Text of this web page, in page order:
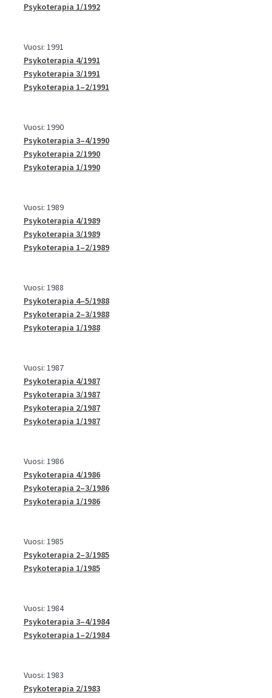
Psykoterapia 1/1992
Vuosi: 1991
Psykoterapia 4/1991
Psykoterapia 3/1991
Psykoterapia 1–2/1991
Vuosi: 1990
Psykoterapia 3–4/1990
Psykoterapia 2/1990
Psykoterapia 1/1990
Vuosi: 1989
Psykoterapia 4/1989
Psykoterapia 3/1989
Psykoterapia 1–2/1989
Vuosi: 1988
Psykoterapia 4–5/1988
Psykoterapia 2–3/1988
Psykoterapia 1/1988
Vuosi: 1987
Psykoterapia 4/1987
Psykoterapia 3/1987
Psykoterapia 2/1987
Psykoterapia 1/1987
Vuosi: 1986
Psykoterapia 4/1986
Psykoterapia 2–3/1986
Psykoterapia 1/1986
Vuosi: 1985
Psykoterapia 2–3/1985
Psykoterapia 1/1985
Vuosi: 1984
Psykoterapia 3–4/1984
Psykoterapia 1–2/1984
Vuosi: 1983
Psykoterapia 2/1983